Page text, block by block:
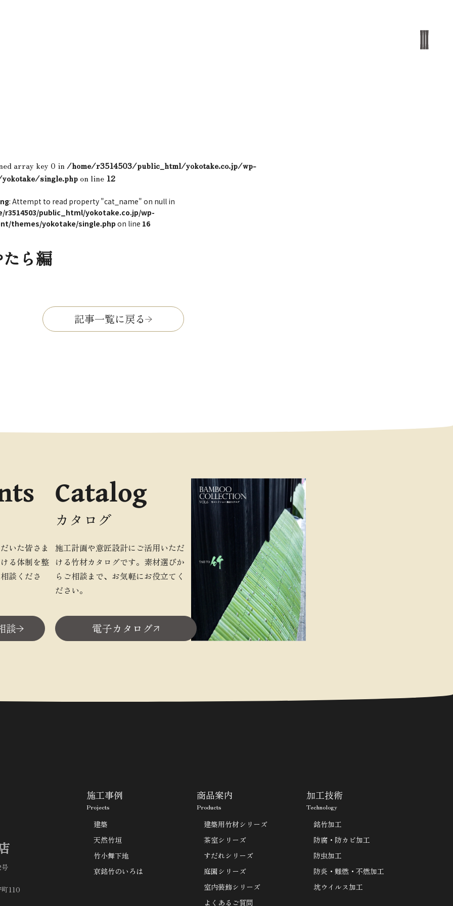
array key 0 in/home/r3514503/public_html/yokotake.co.jp/wp-
single.php on line 12
: Attempt to read property "cat_name" on null in
r3514503/public_html/yokotake.co.jp/wp-
themes/yokotake/single.php on line 16
ら編
記事一覧に戻る
いた皆さま
る体制を整
談くださ
談
Catalog
カタログ
施工計画や意匠設計にご活用いただ
ける竹材カタログです。素材選びか
らご相談まで、お気軽にお役立てく
ださい。
電子カタログ
110
施工事例
Projects
建築
天然竹垣
竹小舞下地
京銘竹のいろは
商品案内
Products
建築用竹材シリーズ
茶室シリーズ
すだれシリーズ
庭園シリーズ
室内装飾シリーズ
よくあるご質問
加工技術
Technology
銘竹加工
防腐・防カビ加工
防虫加工
防炎・難燃・不燃加工
坑ウイルス加工